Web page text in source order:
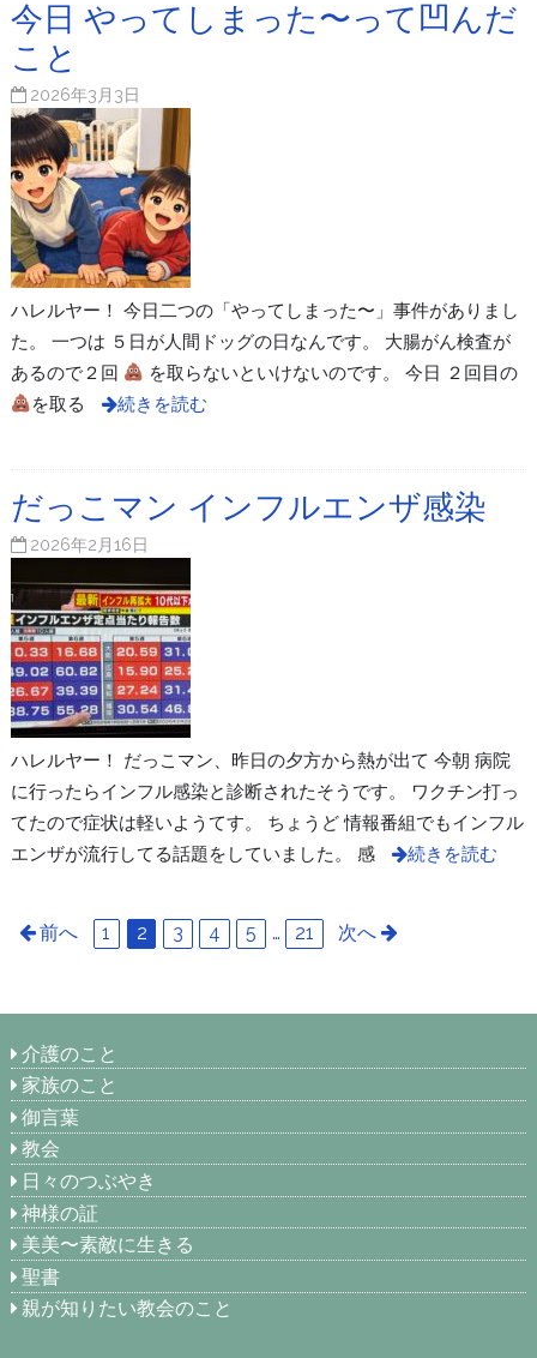
今日 やってしまった〜って凹んだ
こと
2026年3月3日
ハレルヤー！ 今日二つの「やってしまった〜」事件がありまし
た。 一つは ５日が人間ドッグの日なんです。 大腸がん検査が
あるので２回
を取らないといけないのです。 今日 ２回目の
を取る
続きを読む
だっこマン インフルエンザ感染
2026年2月16日
ハレルヤー！ だっこマン、昨日の夕方から熱が出て 今朝 病院
に行ったらインフル感染と診断されたそうです。 ワクチン打っ
てたので症状は軽いようてす。 ちょうど 情報番組でもインフル
エンザが流行してる話題をしていました。 感
続きを読む
前へ 1 2 3 4 5 … 21 次へ
介護のこと
家族のこと
御言葉
教会
日々のつぶやき
神様の証
美美〜素敵に生きる
聖書
親が知りたい教会のこと